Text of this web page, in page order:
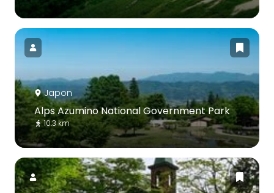
Japon
Alps Azumino National Government Park
10.3 km